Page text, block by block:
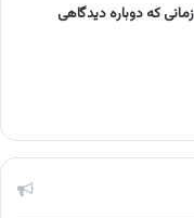
که دوباره دیدگاهی